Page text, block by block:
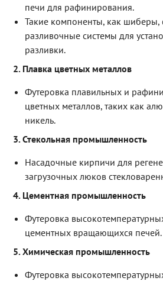
печи для рафинирования.
Такие компоненты, как шиберы,
разливочные системы для
разливки.
2. Плавка цветных металлов
Футеровка плавильных и
цветных металлов, таких как
никель.
3. Стекольная промышленность
Насадочные кирпичи для
загрузочных люков
4. Цементная промышленность
Футеровка
цементных вращающихся печей.
5. Химическая промышленность
Футеровка